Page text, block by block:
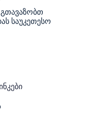
გთავაზობთ
საუკეთესო